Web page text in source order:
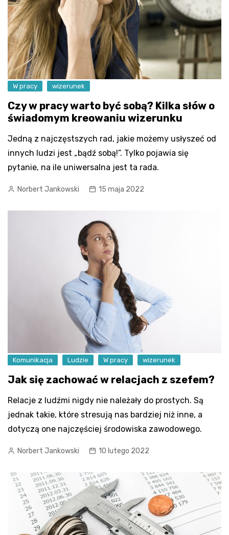
W pracy wizerunek
Czy w pracy warto być sobą? Kilka słów o
świadomym kreowaniu wizerunku
Jedną z najczęstszych rad, jakie możemy usłyszeć od
innych ludzi jest „bądź sobą!”. Tylko pojawia się
pytanie, na ile uniwersalna jest ta rada.
Norbert Jankowski 15 maja 2022
Komunikacja Ludzie W pracy wizerunek
Jak się zachować w relacjach z szefem?
Relacje z ludźmi nigdy nie należały do prostych. Są
jednak takie, które stresują nas bardziej niż inne, a
dotyczą one najczęściej środowiska zawodowego.
Norbert Jankowski 10 lutego 2022